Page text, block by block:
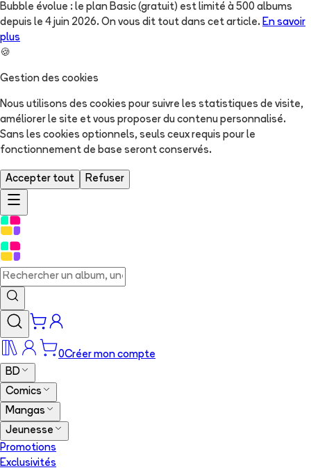
Bubble évolue : le plan Basic (gratuit) est limité à 500 albums
depuis le 4 juin 2026. On vous dit tout dans cet article. En savoir
plus
🍪
Gestion des cookies
Nous utilisons des cookies pour suivre les statistiques de visite,
améliorer le site et vous proposer du contenu personnalisé.
Sans les cookies optionnels, seuls ceux requis pour le
fonctionnement de base seront conservés.
Accepter tout Refuser
0Créer mon compte
BD
Comics
Mangas
Jeunesse
Promotions
Exclusivités